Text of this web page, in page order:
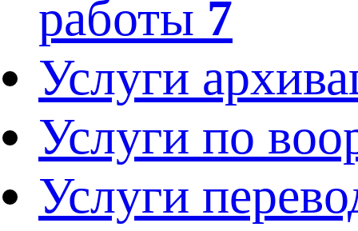
работы 7
Услуги
Услуги по
Услуги